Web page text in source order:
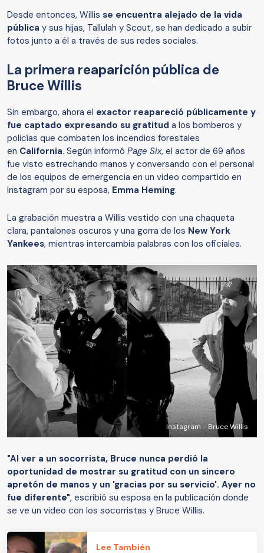
Desde entonces, Willis se encuentra alejado de la vida
pública y sus hijas, Tallulah y Scout, se han dedicado a subir
fotos junto a él a través de sus redes sociales.
La primera reaparición pública de
Bruce Willis
Sin embargo, ahora el exactor reapareció públicamente y
fue captado expresando su gratitud a los bomberos y
policías que combaten los incendios forestales
en California. Según informó Page Six, el actor de 69 años
fue visto estrechando manos y conversando con el personal
de los equipos de emergencia en un video compartido en
Instagram por su esposa, Emma Heming.
La grabación muestra a Willis vestido con una chaqueta
clara, pantalones oscuros y una gorra de los New York
Yankees, mientras intercambia palabras con los oficiales.
Instagram - Bruce Willis
"Al ver a un socorrista, Bruce nunca perdió la
oportunidad de mostrar su gratitud con un sincero
apretón de manos y un 'gracias por su servicio'. Ayer no
fue diferente", escribió su esposa en la publicación donde
se ve un video con los socorristas y Bruce Willis.
Lee También